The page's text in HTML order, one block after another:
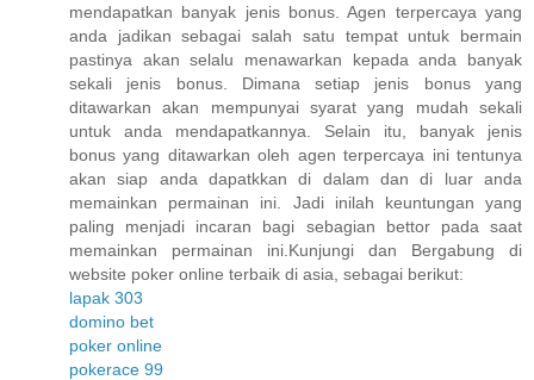
mendapatkan banyak jenis bonus. Agen terpercaya yang
anda jadikan sebagai salah satu tempat untuk bermain
pastinya akan selalu menawarkan kepada anda banyak
sekali jenis bonus. Dimana setiap jenis bonus yang
ditawarkan akan mempunyai syarat yang mudah sekali
untuk anda mendapatkannya. Selain itu, banyak jenis
bonus yang ditawarkan oleh agen terpercaya ini tentunya
akan siap anda dapatkkan di dalam dan di luar anda
memainkan permainan ini. Jadi inilah keuntungan yang
paling menjadi incaran bagi sebagian bettor pada saat
memainkan permainan ini.Kunjungi dan Bergabung di
website poker online terbaik di asia, sebagai berikut:
lapak 303
domino bet
poker online
pokerace 99